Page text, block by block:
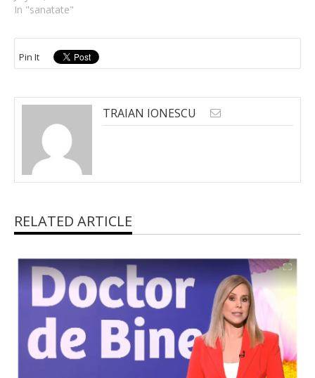
In "sanatate"
Pin It
TRAIAN IONESCU
RELATED ARTICLE